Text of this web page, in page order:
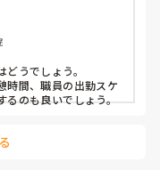
になる形態です。皆
おりますか？その上
お願いします！
うでしょう。
時間、職員の出勤スケ
るのも良いでしょう。